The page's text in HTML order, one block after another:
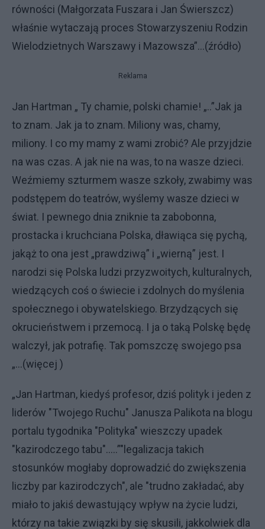
równości (Małgorzata Fuszara i Jan Świerszcz)
właśnie wytaczają proces Stowarzyszeniu Rodzin
Wielodzietnych Warszawy i Mazowsza”...(źródło)
Reklama
Jan Hartman „ Ty chamie, polski chamie! „..”Jak ja
to znam. Jak ja to znam. Miliony was, chamy,
miliony. I co my mamy z wami zrobić? Ale przyjdzie
na was czas. A jak nie na was, to na wasze dzieci.
Weźmiemy szturmem wasze szkoły, zwabimy was
podstępem do teatrów, wyślemy wasze dzieci w
świat. I pewnego dnia zniknie ta zabobonna,
prostacka i kruchciana Polska, dławiąca się pychą,
jakąż to ona jest „prawdziwą” i „wierną” jest. I
narodzi się Polska ludzi przyzwoitych, kulturalnych,
wiedzących coś o świecie i zdolnych do myślenia
społecznego i obywatelskiego. Brzydzących się
okrucieństwem i przemocą. I ja o taką Polskę będę
walczył, jak potrafię. Tak pomszczę swojego psa
„...(więcej )
„Jan Hartman, kiedyś profesor, dziś polityk i jeden z
liderów "Twojego Ruchu" Janusza Palikota na blogu
portalu tygodnika "Polityka" wieszczy upadek
"kazirodczego tabu".....”"legalizacja takich
stosunków mogłaby doprowadzić do zwiększenia
liczby par kazirodczych", ale "trudno zakładać, aby
miało to jakiś dewastujący wpływ na życie ludzi,
którzy na takie związki by się skusili, jakkolwiek dla